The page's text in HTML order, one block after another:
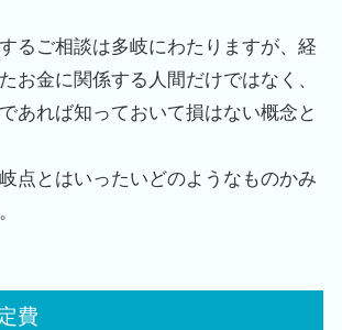
るご相談は多岐にわたりますが、経
お金に関係する人間だけではなく、
あれば知っておいて損はない概念と
点とはいったいどのようなものかみ
費